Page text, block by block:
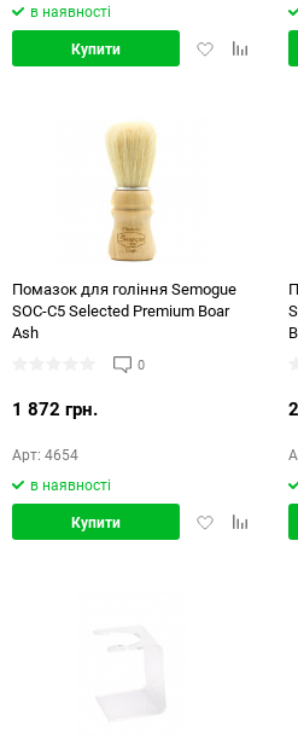
в наявності
ДодатиДодати
Купити
Помазок для гоління Semogue
SOC-C5 Selected Premium Boar
Ash
0
1 872 грн.
Арт: 4654
в наявності
ДодатиДодати
Купити